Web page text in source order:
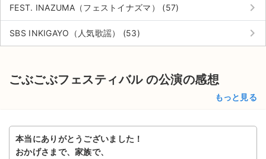
FEST. INAZUMA（フェストイナズマ） (57) keyboard_arrow_right
SBS INKIGAYO（人気歌謡） (53) keyboard_arrow_right
ごぶごぶフェスティバル の公演の感想
もっと見る
本当にありがとうございました！
おかげさまで、家族で、